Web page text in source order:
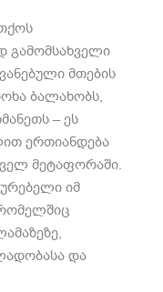
გამომსახველი
მთების
ბალახობს,
– ეს
ერთიანდება
მეტაფორაში.
იმ
და